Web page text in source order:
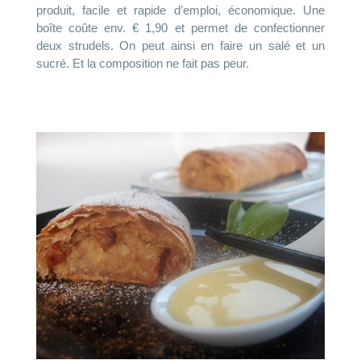
produit, facile et rapide d’emploi, économique. Une
boîte coûte env. € 1,90 et permet de confectionner
deux strudels. On peut ainsi en faire un salé et un
sucré. Et la composition ne fait pas peur.